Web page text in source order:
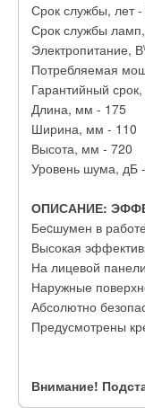
Срок службы, лет -
Срок службы
Электропитание,
Потребляемая
Гарантийный
Длина, мм - 175
Ширина, мм - 110
Высота, мм - 720
Уровень шума, дБ
ОПИСАНИЕ:
Беcшумен в работе
Высокая
На лицевой
Наружные
Абсолютно
Предусмотрены
Внимание!